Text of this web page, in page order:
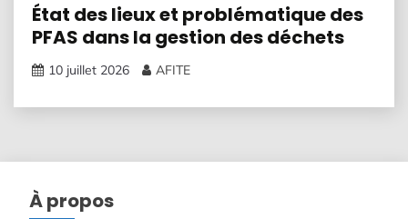
État des lieux et problématique des
PFAS dans la gestion des déchets
10 juillet 2026 AFITE
À propos